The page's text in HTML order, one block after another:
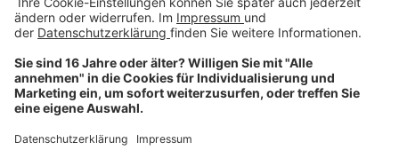
Über uns
Dehner Unternehmen
Jobs bei Dehner